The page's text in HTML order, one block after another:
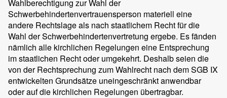
Wahlberechtigung zur Wahl der
Schwerbehindertenvertrauensperson materiell eine
andere Rechtslage als nach staatlichem Recht für die
Wahl der Schwerbehindertenvertretung ergebe. Es fänden
nämlich alle kirchlichen Regelungen eine Entsprechung
im staatlichen Recht oder umgekehrt. Deshalb seien die
von der Rechtsprechung zum Wahlrecht nach dem SGB IX
entwickelten Grundsätze uneingeschränkt anwendbar
oder auf die kirchlichen Regelungen übertragbar.